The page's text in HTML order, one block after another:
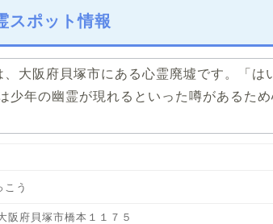
スポット情報
、大阪府貝塚市にある心霊廃墟です。「は
少年の幽霊が現れるといった噂があるた
こう
府貝塚市橋本１１７５